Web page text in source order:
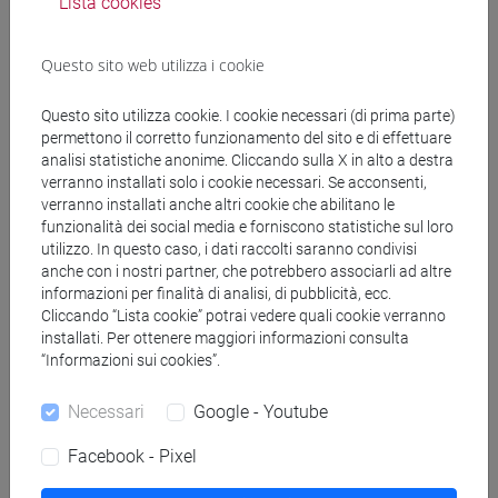
LINGUA INGLESE
ACADEMIC WRITING A
ACADEMIC WRITING B
ACADEMIC WRITING C
ACADEMIC WRITING D
ENGLISH FOR ARTS MANAGEMENT
ENGLISH FOR ARTS MANAGEMENT
A
ENGLISH FOR ARTS MANAGEMENT
B
ENGLISH FOR ARTS MANAGEMENT
ENGLISH FOR ARTS MANAGEMENT
D
Questo sito web utilizza i cookie
Questo sito utilizza cookie. I cookie necessari (di prima parte)
permettono il corretto funzionamento del sito e di effettuare
analisi statistiche anonime. Cliccando sulla X in alto a destra
verranno installati solo i cookie necessari. Se acconsenti,
verranno installati anche altri cookie che abilitano le
funzionalità dei social media e forniscono statistiche sul loro
utilizzo. In questo caso, i dati raccolti saranno condivisi
anche con i nostri partner, che potrebbero associarli ad altre
informazioni per finalità di analisi, di pubblicità, ecc.
Cliccando “Lista cookie” potrai vedere quali cookie verranno
installati. Per ottenere maggiori informazioni consulta
“Informazioni sui cookies”.
Necessari Google - Youtube
Facebook - Pixel